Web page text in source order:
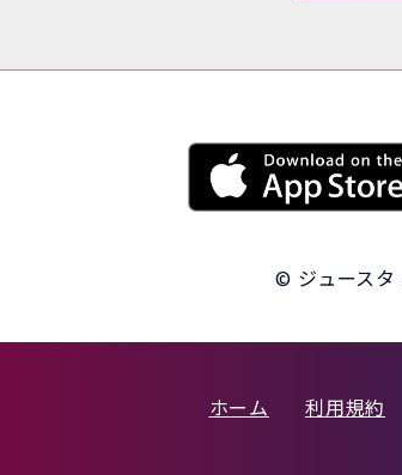
© ジュースタ
ホーム 利用規約